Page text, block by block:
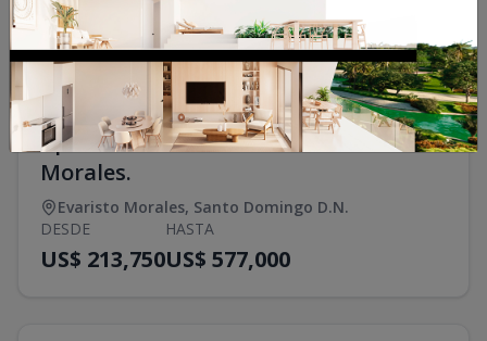
Apartamentos en venta en Evaristo
Morales.
Evaristo Morales, Santo Domingo D.N.
DESDE
US$ 213,750
HASTA
US$ 577,000